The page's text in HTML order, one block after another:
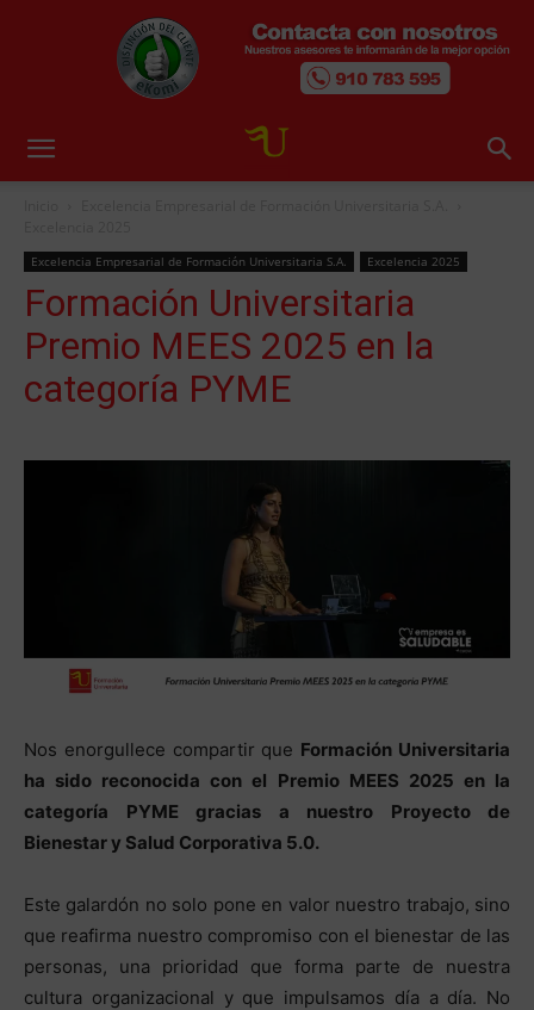
Excelencia Empresarial de Formación Universitaria S.A. Excelencia 2025
Formación Universitaria
Premio MEES 2025 en la
categoría PYME
Nos enorgullece compartir que Formación Universitaria
ha sido reconocida con el Premio MEES 2025 en la
categoría PYME gracias a nuestro Proyecto de
Bienestar y Salud Corporativa 5.0.
Este galardón no solo pone en valor nuestro trabajo, sino
que reafirma nuestro compromiso con el bienestar de las
personas, una prioridad que forma parte de nuestra
cultura organizacional y que impulsamos día a día. No